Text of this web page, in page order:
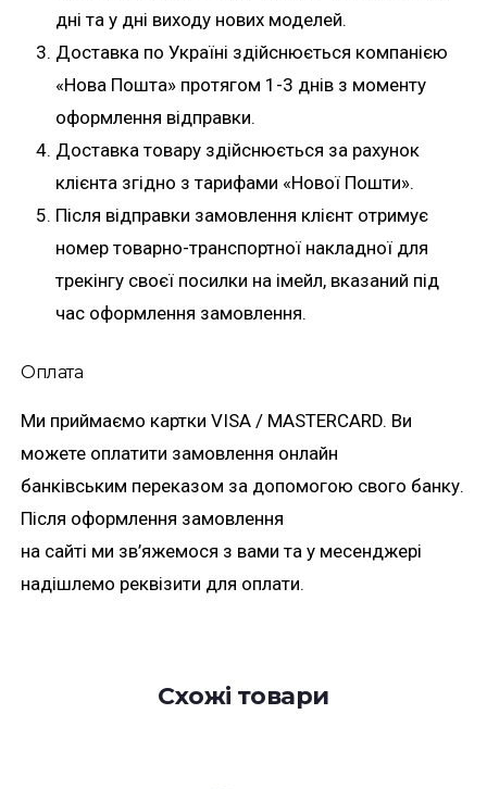
дні та у дні виходу нових моделей.
Доставка по Україні здійснюється компанією
«Нова Пошта» протягом 1-3 днів з моменту
оформлення відправки.
Доставка товару здійснюється за рахунок
клієнта згідно з тарифами «Нової Пошти».
Після відправки замовлення клієнт отримує
номер товарно-транспортної накладної для
трекінгу своєї посилки на імейл, вказаний під
час оформлення замовлення.
Оплата
Ми приймаємо картки VISA / MASTERCARD. Ви
можете оплатити замовлення онлайн
банківським переказом за допомогою свого банку.
Після оформлення замовлення
на сайті ми зв’яжемося з вами та у месенджері
надішлемо реквізити для оплати.
Схожі товари